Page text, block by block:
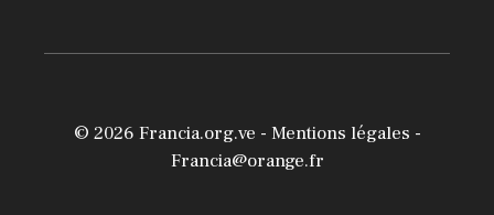
© 2026 Francia.org.ve - Mentions légales -
Francia@orange.fr